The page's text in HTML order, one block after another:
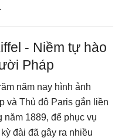
- Niềm tự hào
Pháp
năm nay hình ảnh
và Thủ đô Paris gắn liền
1889, để phục vụ
đài đã gây ra nhiều